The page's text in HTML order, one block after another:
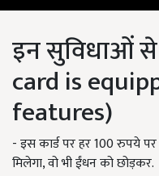
इन सुविधाओं
card is
features)
- इस कार्ड पर हर 100 रुपये
मिलेगा, वो भी ईंधन को छोड़कर.